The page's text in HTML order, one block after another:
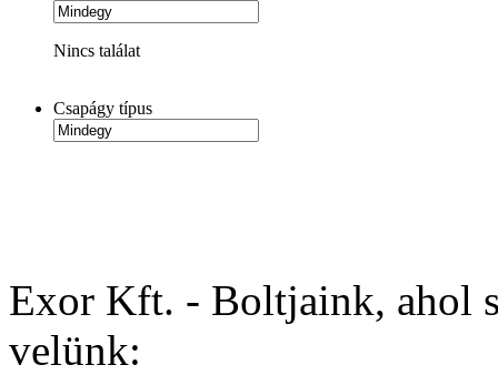
Nincs találat
Csapágy típus
Exor Kft. - Boltjaink, ahol
velünk: